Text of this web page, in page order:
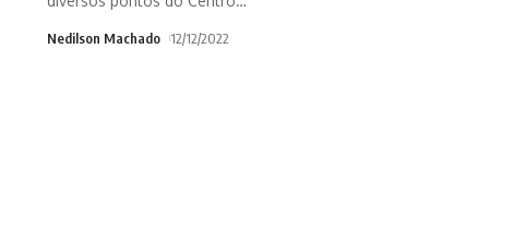
Nedilson Machado 12/12/2022